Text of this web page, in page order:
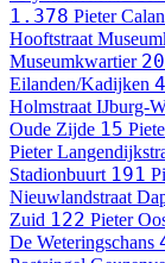
1.378 Pieter
Hooftstraat
Museumkwartier
Eilanden/Kadijken
Holmstraat IJburg-
Oude Zijde 15
Pieter
Stadionbuurt 191
Nieuwlandstraat
Zuid 122 Pieter
De Weteringschans